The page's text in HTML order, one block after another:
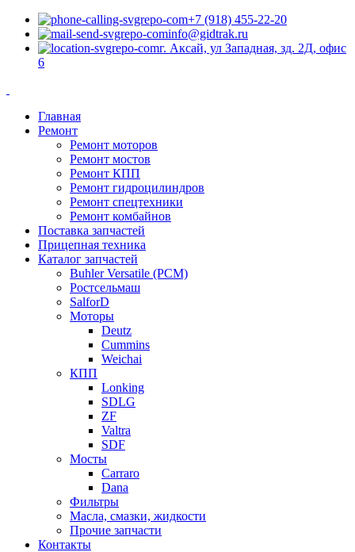
+7 (918) 455-22-20
info@gidtrak.ru
г. Аксай, ул Западная, зд. 2Д, офис
6
Главная
Ремонт
Ремонт моторов
Ремонт мостов
Ремонт КПП
Ремонт гидроцилиндров
Ремонт спецтехники
Ремонт комбайнов
Поставка запчастей
Прицепная техника
Каталог запчастей
Buhler Versatile (РСМ)
Ростсельмаш
SalforD
Моторы
Deutz
Cummins
Weichai
КПП
Lonking
SDLG
ZF
Valtra
SDF
Мосты
Carraro
Dana
Фильтры
Масла, смазки, жидкости
Прочие запчасти
Контакты